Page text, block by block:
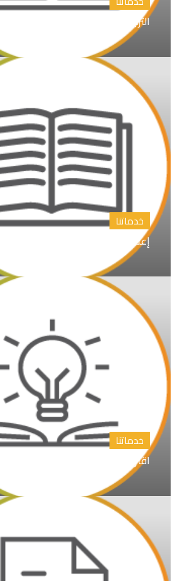
الترجمة الأدبية والأكاديمية
خدماتنا
إعداد الابحاث العلمية و نشرها
خدماتنا
اقتراح عناوين رسائل الماجستير والدكتوراة